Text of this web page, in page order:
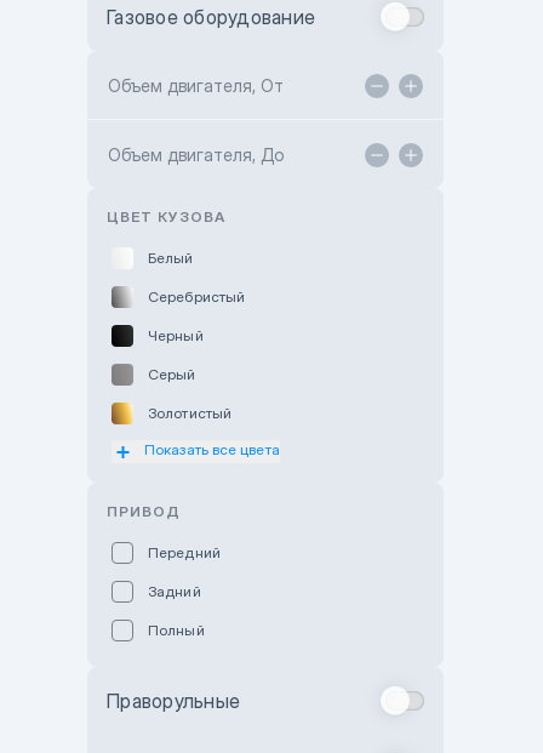
Toyota Kokshetau
Hyundai ShymCity
Газовое оборудование
Объем двигателя, От
Объем двигателя, До
ЦВЕТ КУЗОВА
Белый
Серебристый
Черный
Серый
Золотистый
Оранжевый
Показать все цвета
ПРИВОД
Передний
Задний
Полный
Праворульные